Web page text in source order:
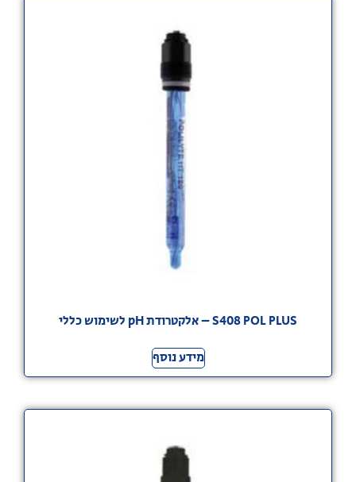
S408 POL PLUS – אלקטרודת pH לשימוש כללי
מידע נוסף